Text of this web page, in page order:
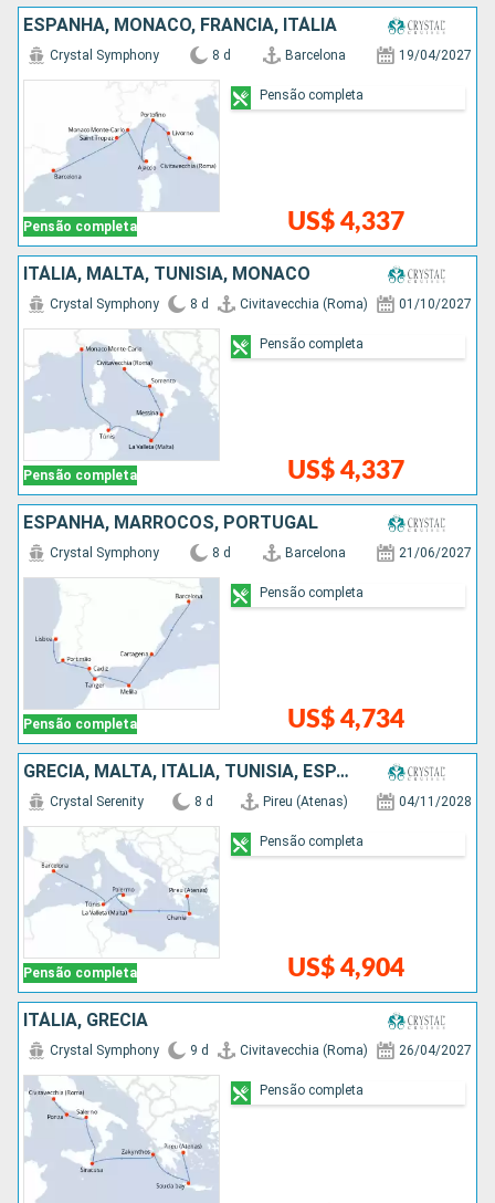
ESPANHA, MÔNACO, FRANCIA, ITÁLIA
Pensão completa
Crystal Symphony 8 d Barcelona 19/04/2027
US$ 4,337
Pensão completa
ITÁLIA, MALTA, TUNÍSIA, MÔNACO
Pensão completa
Crystal Symphony 8 d Civitavecchia (Roma) 01/10/2027
US$ 4,337
Pensão completa
ESPANHA, MARROCOS, PORTUGAL
Pensão completa
Crystal Symphony 8 d Barcelona 21/06/2027
US$ 4,734
Pensão completa
GRÉCIA, MALTA, ITÁLIA, TUNÍSIA, ESPANHA
Pensão completa
Crystal Serenity 8 d Pireu (Atenas) 04/11/2028
US$ 4,904
Pensão completa
ITÁLIA, GRÉCIA
Crystal Symphony 9 d Civitavecchia (Roma) 26/04/2027
Pensão completa